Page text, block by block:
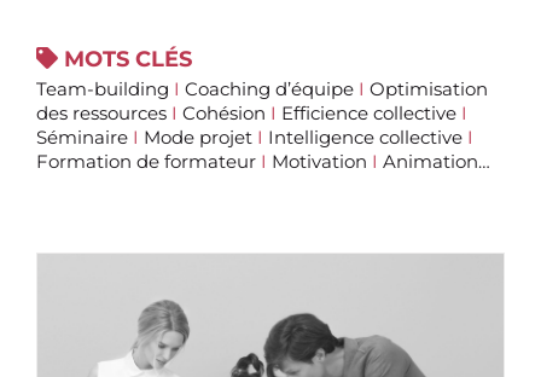
MOTS CLÉS
Team-building I Coaching d’équipe I Optimisation
des ressources I Cohésion I Efficience collective I
Séminaire I Mode projet I Intelligence collective I
Formation de formateur I Motivation I Animation…